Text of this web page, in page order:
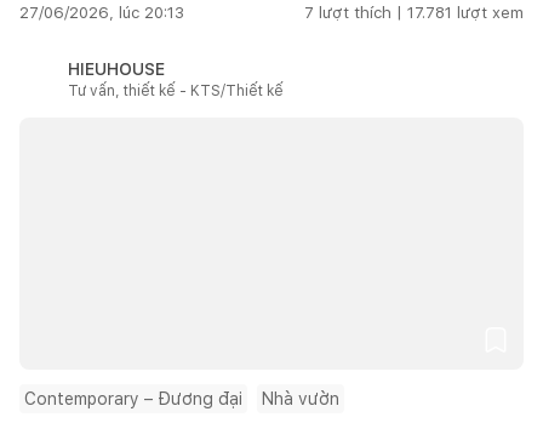
27/06/2026, lúc 20:13 7 lượt thích | 17.781 lượt xem
HIEUHOUSE
Tư vấn, thiết kế - KTS/Thiết kế
Contemporary – Đương đại Nhà vườn